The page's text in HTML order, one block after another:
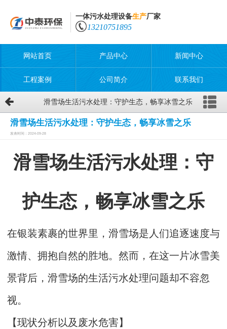
一体污水处理设备生产厂家
13210751895
网站首页 产品中心 新闻中心
工程案例 公司简介 联系我们
滑雪场生活污水处理：守护生态，畅享冰雪之乐
滑雪场生活污水处理：守护生态，畅享冰雪之乐
发表时间：2024-09-28
滑雪场生活污水处理：守
护生态，畅享冰雪之乐
在银装素裹的世界里，滑雪场是人们追逐速度与
激情、拥抱自然的胜地。然而，在这一片冰雪美
景背后，滑雪场的生活污水处理问题却不容忽
视。
【现状分析以及废水危害】